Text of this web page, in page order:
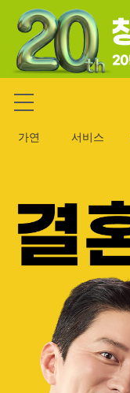
가연 서비스